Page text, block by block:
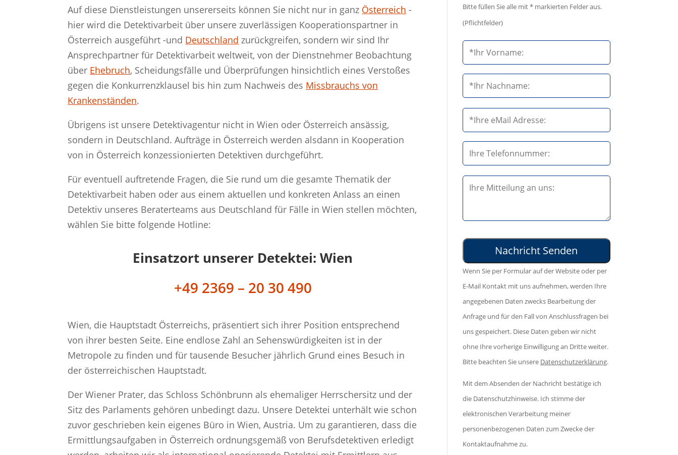
Auf diese Dienstleistungen unsererseits können Sie nicht nur in ganz Österreich -
hier wird die Detektivarbeit über unsere zuverlässigen Kooperationspartner in
Österreich ausgeführt -und Deutschland zurückgreifen, sondern wir sind Ihr
Ansprechpartner für Detektivarbeit weltweit, von der Dienstnehmer Beobachtung
über Ehebruch, Scheidungsfälle und Überprüfungen hinsichtlich eines Verstoßes
gegen die Konkurrenzklausel bis hin zum Nachweis des Missbrauchs von
Krankenständen.
Übrigens ist unsere Detektivagentur nicht in Wien oder Österreich ansässig,
sondern in Deutschland. Aufträge in Österreich werden alsdann in Kooperation
von in Österreich konzessionierten Detektiven durchgeführt.
Für eventuell auftretende Fragen, die Sie rund um die gesamte Thematik der
Detektivarbeit haben oder aus einem aktuellen und konkreten Anlass an einen
Detektiv unseres Beraterteams aus Deutschland für Fälle in Wien stellen möchten,
wählen Sie bitte folgende Hotline:
Einsatzort unserer Detektei: Wien
+49 2369 – 20 30 490
Wien, die Hauptstadt Österreichs, präsentiert sich ihrer Position entsprechend
von ihrer besten Seite. Eine endlose Zahl an Sehenswürdigkeiten ist in der
Metropole zu finden und für tausende Besucher jährlich Grund eines Besuch in
der österreichischen Hauptstadt.
Der Wiener Prater, das Schloss Schönbrunn als ehemaliger Herrschersitz und der
Sitz des Parlaments gehören unbedingt dazu. Unsere Detektei unterhält wie schon
zuvor geschrieben kein eigenes Büro in Wien, Austria. Um zu garantieren, dass die
Ermittlungsaufgaben in Österreich ordnungsgemäß von Berufsdetektiven erledigt
Bitte füllen Sie alle mit * markierten Felder aus.
(Pflichtfelder)
i
t
t
e
a
s
s
e
s
F
e
l
d
l
e
e
r
.
i
t
t
e
s
s
d
i
s
s
F
l
d
l
e
e
e
l
a
s
s
e
d
i
e
s
e
s
F
e
Wenn Sie per Formular auf der Website oder per
E-Mail Kontakt mit uns aufnehmen, werden Ihre
angegebenen Daten zwecks Bearbeitung der
Anfrage und für den Fall von Anschlussfragen bei
uns gespeichert. Diese Daten geben wir nicht
ohne Ihre vorherige Einwilligung an Dritte weiter.
Bitte beachten Sie unsere Datenschutzerklärung.
Mit dem Absenden der Nachricht bestätige ich
die Datenschutzhinweise. Ich stimme der
elektronischen Verarbeitung meiner
personenbezogenen Daten zum Zwecke der
Kontaktaufnahme zu.